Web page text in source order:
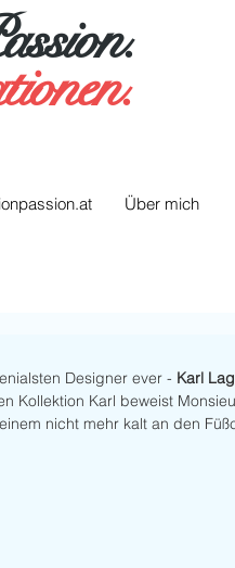
Über mich
Designer ever - Karl
Kollektion Karl beweist
nicht mehr kalt an den